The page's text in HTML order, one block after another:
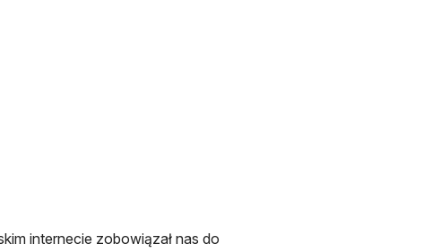
internecie zobowiązał nas do